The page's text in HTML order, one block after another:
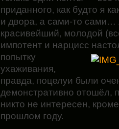
приданного, как будто я
и двора, а сами-то сами…
красивейший, молодой
импотент и нарцисс
попытку
ухаживания,
правда, поцелуи были
демонстративно отошёл,
никто не интересен,
прошлом году.